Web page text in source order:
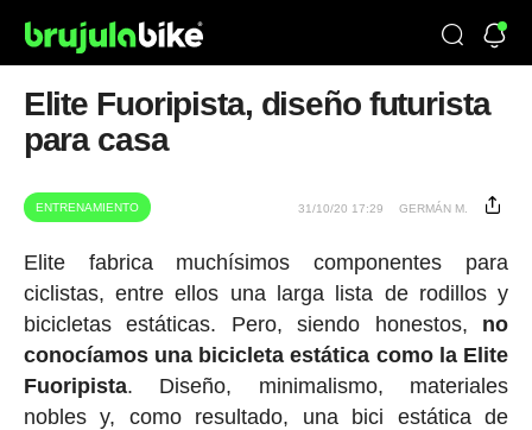
Elite Fuoripista, diseño futurista
para casa
ENTRENAMIENTO 31/10/20 17:29 GERMÁN M.
Elite fabrica muchísimos componentes para
ciclistas, entre ellos una larga lista de rodillos y
bicicletas estáticas. Pero, siendo honestos, no
conocíamos una bicicleta estática como la Elite
Fuoripista. Diseño, minimalismo, materiales
nobles y, como resultado, una bici estática de